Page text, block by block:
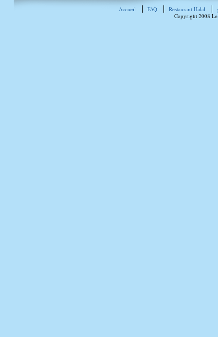
Accueil FAQ Restaurant Halal
Copyright 2008